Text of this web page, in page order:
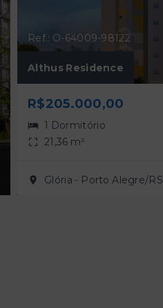
Ref.: O-64009-98122
Althus Residence
R$205.000,00
1 Dormitório
21,36 m²
Glória - Porto Alegre/RS